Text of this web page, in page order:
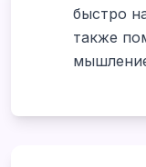
быстро
также